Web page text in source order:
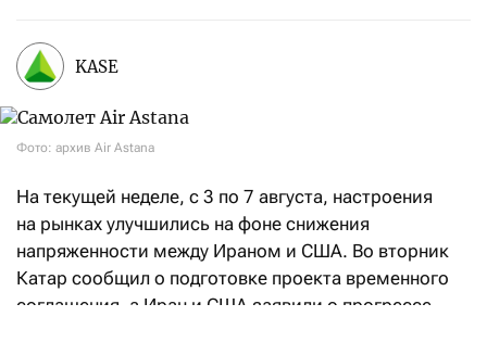
KASE
Фото: архив Air Astana
На текущей неделе, с 3 по 7 августа, настроения
на рынках улучшились на фоне снижения
напряженности между Ираном и США. Во вторник
Катар сообщил о подготовке проекта временного
соглашения, а Иран и США заявили о прогрессе